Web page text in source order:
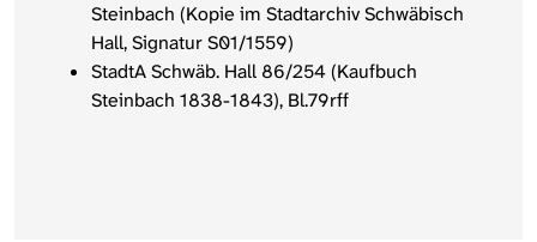
Steinbach (Kopie im Stadtarchiv Schwäbisch
Hall, Signatur S01/1559)
StadtA Schwäb. Hall 86/254 (Kaufbuch
Steinbach 1838-1843), Bl.79rff